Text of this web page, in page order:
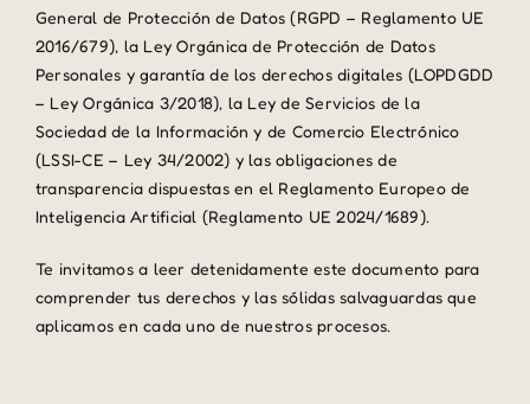
Carrito
Mi cuenta
General de Protección de Datos (RGPD – Reglamento UE
2016/679), la Ley Orgánica de Protección de Datos
Personales y garantía de los derechos digitales (LOPDGDD
– Ley Orgánica 3/2018), la Ley de Servicios de la
Sociedad de la Información y de Comercio Electrónico
(LSSI-CE – Ley 34/2002) y las obligaciones de
transparencia dispuestas en el Reglamento Europeo de
Inteligencia Artificial (Reglamento UE 2024/1689).
Te invitamos a leer detenidamente este documento para
comprender tus derechos y las sólidas salvaguardas que
aplicamos en cada uno de nuestros procesos.